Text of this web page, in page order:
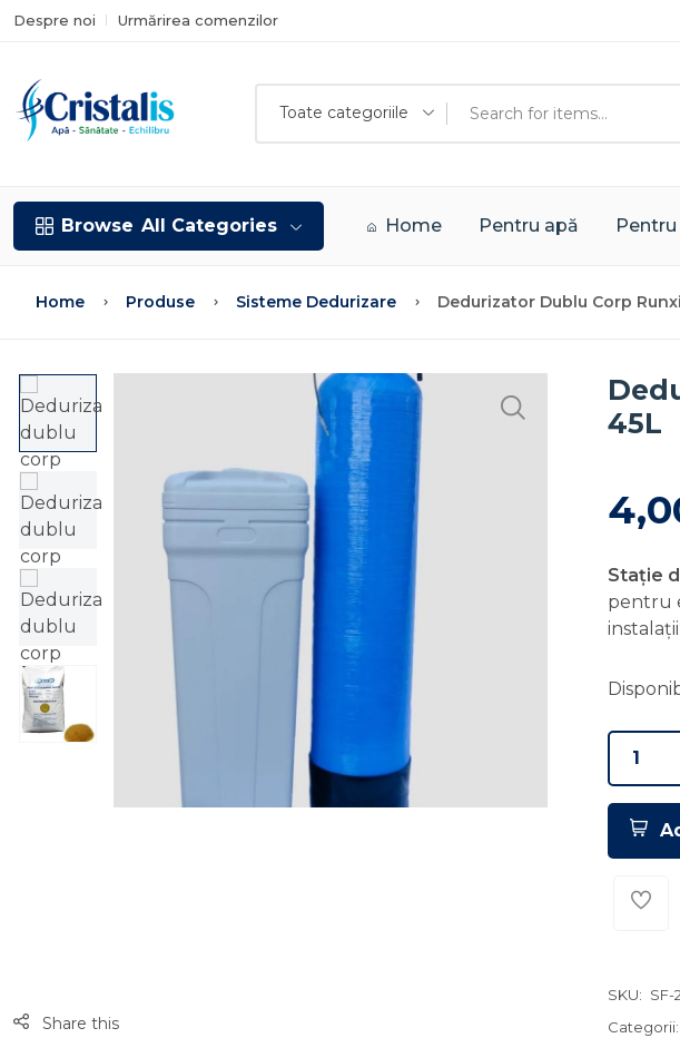
Despre noi Urmărirea comenzilor
Toate categoriile
Browse All Categories Home Pentru apă
Home Produse Sisteme Dedurizare Dedurizator Dublu Corp
Share this
45L
Stație
pentru
SKU: SF-
Categorii: